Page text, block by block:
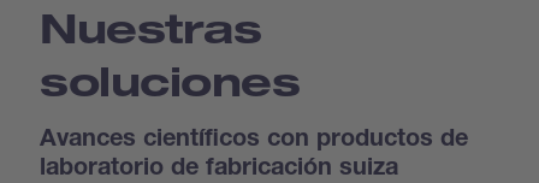
Nuestras
soluciones
Avances científicos con productos de
laboratorio de fabricación suiza